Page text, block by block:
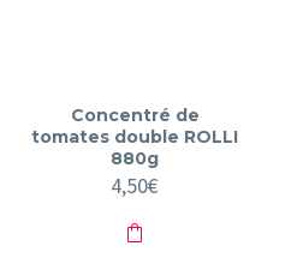
Concentré de
tomates double ROLLI
880g
4,50€